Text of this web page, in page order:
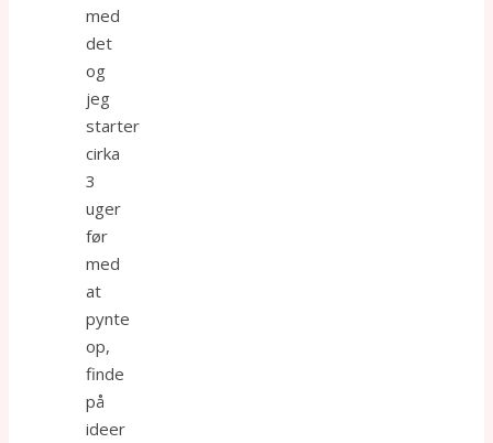
med
det
og
jeg
starter
cirka
3
uger
før
med
at
pynte
op,
finde
på
ideer